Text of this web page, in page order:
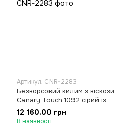
Артикул: CNR-2283
Безворсовий килим з віскози
Canary Touch 1092 сірий із
синім, Ø 160 см
12 160.00 грн
В наявності